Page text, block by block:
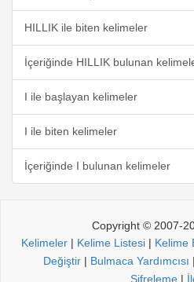
HILLIK ile biten kelimeler
İçeriğinde HILLIK bulunan
I ile başlayan kelimeler
I ile biten kelimeler
İçeriğinde I bulunan kelimeler
Copyright © 2007-
Kelimeler | Kelime Listesi | Kelime
Değiştir| Bulmaca Yardımcısı |
Şifreleme |